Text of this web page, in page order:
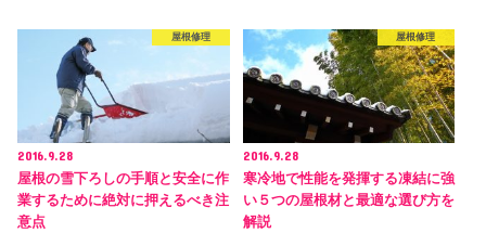
屋根修理
2016.9.28
屋根の雪下ろしの手順と安全に作
業するために絶対に押えるべき注
意点
屋根修理
2016.9.28
寒冷地で性能を発揮する凍結に強
い５つの屋根材と最適な選び方を
解説